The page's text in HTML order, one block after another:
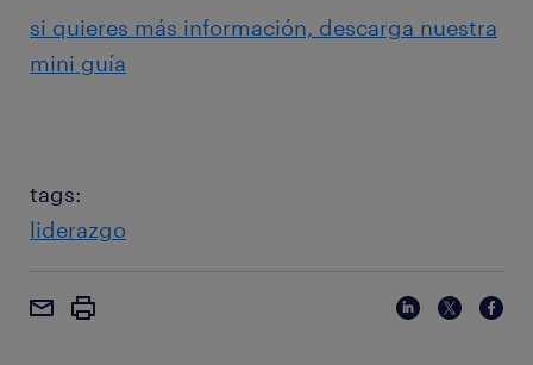
si quieres más información, descarga nuestra
mini guía
tags:
liderazgo